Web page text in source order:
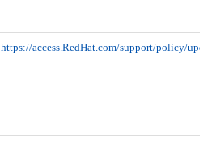
https://access.RedHat.com/support/policy/